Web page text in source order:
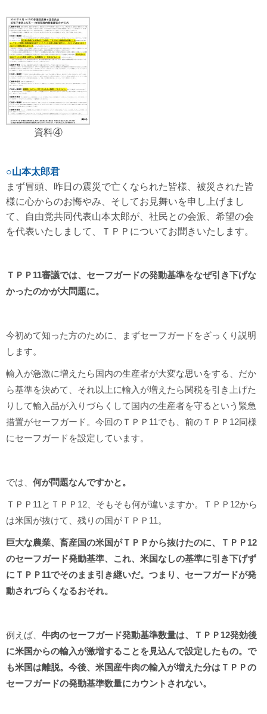
資料④
○山本太郎君
まず冒頭、昨日の震災で亡くなられた皆様、被災された皆
様に心からのお悔やみ、そしてお見舞いを申し上げまし
て、自由党共同代表山本太郎が、社民との会派、希望の会
を代表いたしまして、ＴＰＰについてお聞きいたします。
ＴＰＰ11審議では、セーフガードの発動基準をなぜ引き下げな
かったのかが大問題に。
今初めて知った方のために、まずセーフガードをざっくり説明
します。
輸入が急激に増えたら国内の生産者が大変な思いをする、だか
ら基準を決めて、それ以上に輸入が増えたら関税を引き上げた
りして輸入品が入りづらくして国内の生産者を守るという緊急
措置がセーフガード。今回のＴＰＰ11でも、前のＴＰＰ12同様
にセーフガードを設定しています。
では、 何が問題なんですかと。
ＴＰＰ11とＴＰＰ12、そもそも何が違いますか。ＴＰＰ12から
は米国が抜けて、残りの国がＴＰＰ11。
巨大な農業、畜産国の米国がＴＰＰから抜けたのに、ＴＰＰ12
のセーフガード発動基準、これ、米国なしの基準に引き下げず
にＴＰＰ11でそのまま引き継いだ。つまり、セーフガードが発
動されづらくなるおそれ。
例えば、 牛肉のセーフガード発動基準数量は、ＴＰＰ12発効後
に米国からの輸入が激増することを見込んで設定したもの。で
も米国は離脱。今後、米国産牛肉の輸入が増えた分はＴＰＰの
セーフガードの発動基準数量にカウントされない。